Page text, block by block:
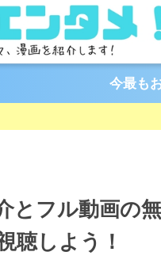
今最も
とフル動画の
聴しよう！